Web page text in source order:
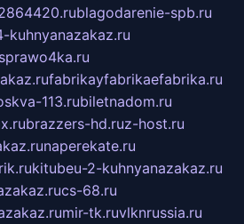
blagodarenie-spb.ru
kuhnyanazakaz.ru
fabrikayfabrikaefabrika.ru
113.rubiletnadom.ru
brazzers-hd.ruz-host.ru
naperekate.ru
kitubeu-2-kuhnyanazakaz.ru
cs-68.ru
mir-tk.ruvlknrussia.ru